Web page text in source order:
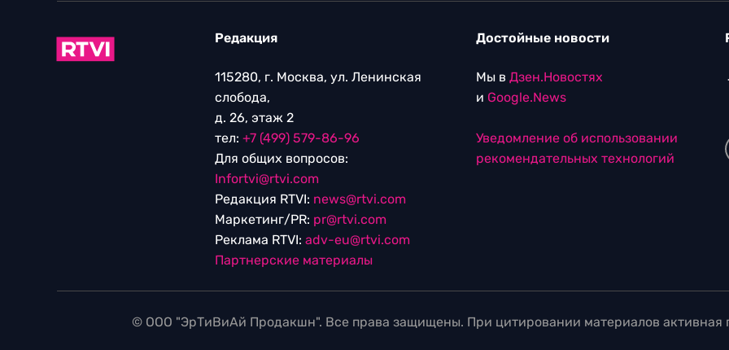
Редакция
115280, г. Москва, ул. Ленинская
слобода,
д. 26, этаж 2
тел: +7 (499) 579-86-96
Для общих вопросов:
Infortvi@rtvi.com
Редакция RTVI: news@rtvi.com
Маркетинг/PR: pr@rtvi.com
Реклама RTVI: adv-eu@rtvi.com
Партнерские материалы
Достойные новости
Мы в Дзен.Новостях
и Google.News
Уведомление об использовании
рекомендательных технологий
© ООО "ЭрТиВиАй Продакшн". Все права защищены. При цитировании материалов активная